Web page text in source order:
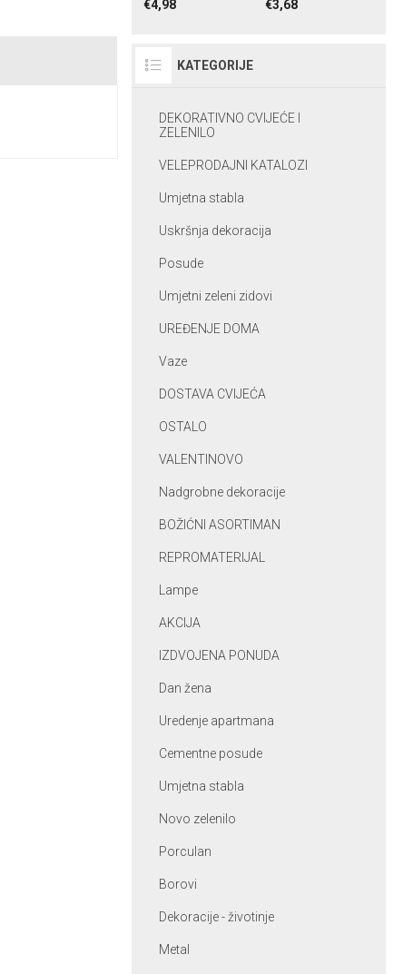
€4,98 €3,68
KATEGORIJE
DEKORATIVNO CVIJEĆE I
ZELENILO
VELEPRODAJNI KATALOZI
Umjetna stabla
Uskršnja dekoracija
Posude
Umjetni zeleni zidovi
UREĐENJE DOMA
Vaze
DOSTAVA CVIJEĆA
OSTALO
VALENTINOVO
Nadgrobne dekoracije
BOŽIĆNI ASORTIMAN
REPROMATERIJAL
Lampe
AKCIJA
IZDVOJENA PONUDA
Dan žena
Uredenje apartmana
Cementne posude
Umjetna stabla
Novo zelenilo
Porculan
Borovi
Dekoracije - životinje
Metal